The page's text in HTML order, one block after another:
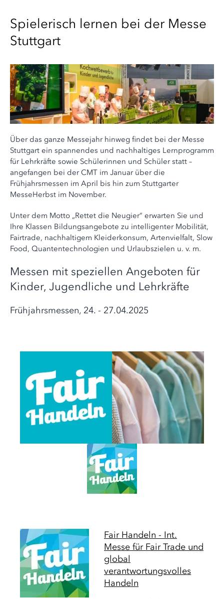
Spielerisch lernen bei der Messe
Stuttgart
Über das ganze Messejahr hinweg findet bei der Messe
Stuttgart ein spannendes und nachhaltiges Lernprogramm
für Lehrkräfte sowie Schülerinnen und Schüler statt –
angefangen bei der CMT im Januar über die
Frühjahrsmessen im April bis hin zum Stuttgarter
MesseHerbst im November.
Unter dem Motto „Rettet die Neugier“ erwarten Sie und
Ihre Klassen Bildungsangebote zu intelligenter Mobilität,
Fairtrade, nachhaltigem Kleiderkonsum, Artenvielfalt, Slow
Food, Quantentechnologien und Urlaubszielen u. v. m.
Messen mit speziellen Angeboten für
Kinder, Jugendliche und Lehrkräfte
Frühjahrsmessen, 24. - 27.04.2025
Fair Handeln - Int.
Messe für Fair Trade und
global
verantwortungsvolles
Handeln